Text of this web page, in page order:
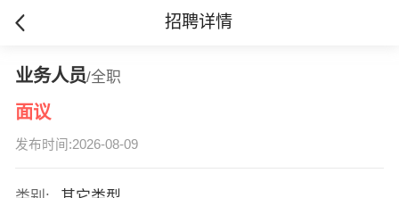
招聘详情
业务人员/全职
面议
发布时间:2026-08-09